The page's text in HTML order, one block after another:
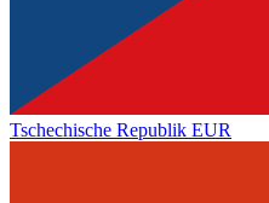
Tschechische Republik EUR